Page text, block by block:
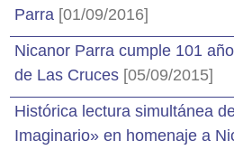
Parra [01/09/2016]
Nicanor Parra cumple 101
de Las Cruces [05/09/2015]
Histórica lectura simultánea
Imaginario» en homenaje a